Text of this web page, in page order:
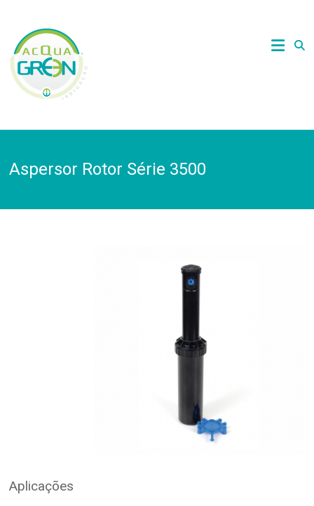
contentAcquagreen
Irrigação
Aspersor Rotor Série 3500
Aplicações